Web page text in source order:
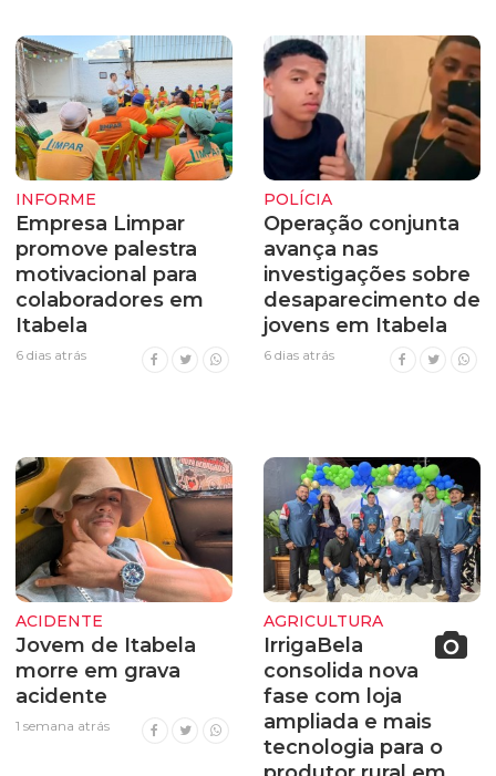
INFORME
Empresa Limpar
promove palestra
motivacional para
colaboradores em
Itabela
6 dias atrás
POLÍCIA
Operação conjunta
avança nas
investigações sobre
desaparecimento de
jovens em Itabela
6 dias atrás
ACIDENTE
Jovem de Itabela
morre em grava
acidente
1 semana atrás
AGRICULTURA
IrrigaBela
consolida nova
fase com loja
ampliada e mais
tecnologia para o